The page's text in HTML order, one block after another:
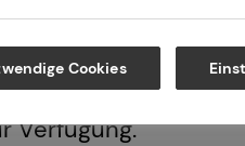
– für jeden
Verfügung.
Cookies